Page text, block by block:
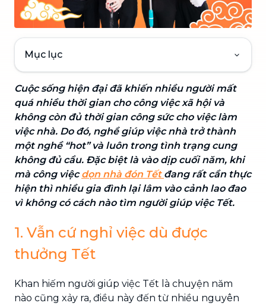
Mục lục
Cuộc sống hiện đại đã khiến nhiều người mất
quá nhiều thời gian cho công việc xã hội và
không còn đủ thời gian công sức cho việc làm
việc nhà. Do đó, nghề giúp việc nhà trở thành
một nghề “hot” và luôn trong tình trạng cung
không đủ cầu. Đặc biệt là vào dịp cuối năm, khi
mà công việcdọn nhà đón Tết đang rất cần thực
hiện thì nhiều gia đình lại lâm vào cảnh lao đao
vì không có cách nào tìm người giúp việc Tết.
1. Vẫn cứ nghỉ việc dù được
thưởng Tết
Khan hiếm người giúp việc Tết là chuyện năm
nào cũng xảy ra, điều này đến từ nhiều nguyên